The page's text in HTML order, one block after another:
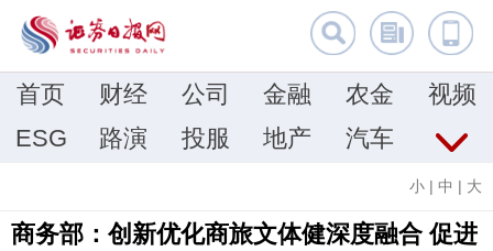
首页 财经 公司 金融 农金
视频
ESG
路演 投服 地产 汽车
小 | 中 | 大
商务部：创新优化商旅文体健深度融合 促进